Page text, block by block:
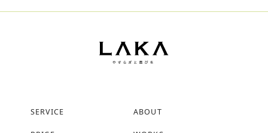
SERVICE ABOUT